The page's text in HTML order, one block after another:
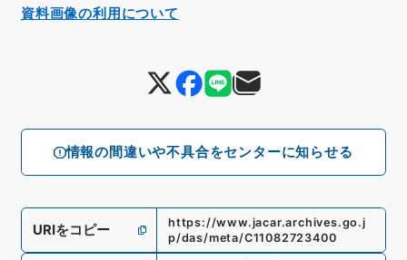
情報の間違いや不具合をセンターに知らせる
URIをコピー
https://www.jacar.archives.go.j
p/das/meta/C11082723400
資料画像の利用について